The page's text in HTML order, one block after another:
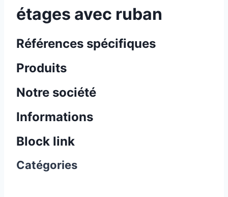
étages avec ruban
Références spécifiques
Produits
Notre société
Informations
Block link
Catégories